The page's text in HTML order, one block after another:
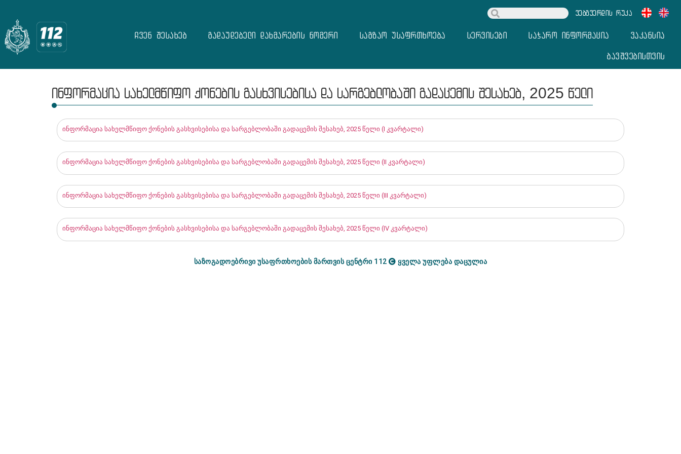
ვებგვერდის რუკა
ჩვენ შესახებ გადაუდებელი დახმარების ნომერი საგზაო უსაფრთხოება სერვისები საჯარო ინფორმაცია ვაკანსია
ბავშვებისთვის
ინფორმაცია სახელმწიფო ქონების გასხვისებისა და სარგებლობაში გადაცემის შესახებ, 2025 წელი
ინფორმაცია სახელმწიფო ქონების გასხვისებისა და სარგებლობაში გადაცემის შესახებ, 2025 წელი (I კვარტალი)
ინფორმაცია სახელმწიფო ქონების გასხვისებისა და სარგებლობაში გადაცემის შესახებ, 2025 წელი (II კვარტალი)
ინფორმაცია სახელმწიფო ქონების გასხვისებისა და სარგებლობაში გადაცემის შესახებ, 2025 წელი (III კვარტალი)
ინფორმაცია სახელმწიფო ქონების გასხვისებისა და სარგებლობაში გადაცემის შესახებ, 2025 წელი (IV კვარტალი)
საზოგადოებრივი უსაფრთხოების მართვის ცენტრი 112 ყველა უფლება დაცულია